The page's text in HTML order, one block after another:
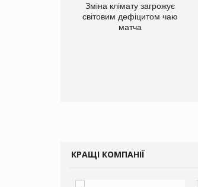
Зміна клімату загрожує
світовим дефіцитом чаю
матча
КРАЩІ КОМПАНІЇ